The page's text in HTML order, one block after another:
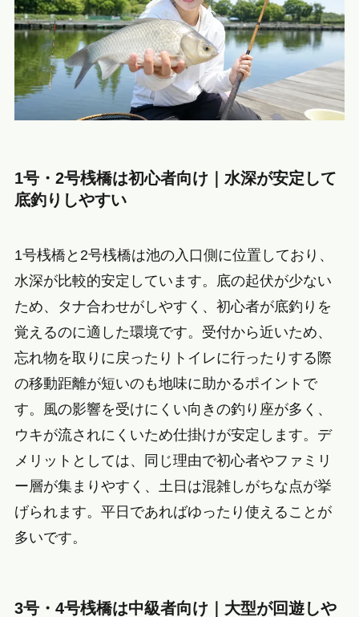
1号・2号桟橋は初心者向け｜水深が安定して
底釣りしやすい
1号桟橋と2号桟橋は池の入口側に位置しており、
水深が比較的安定しています。底の起伏が少ない
ため、タナ合わせがしやすく、初心者が底釣りを
覚えるのに適した環境です。受付から近いため、
忘れ物を取りに戻ったりトイレに行ったりする際
の移動距離が短いのも地味に助かるポイントで
す。風の影響を受けにくい向きの釣り座が多く、
ウキが流されにくいため仕掛けが安定します。デ
メリットとしては、同じ理由で初心者やファミリ
ー層が集まりやすく、土日は混雑しがちな点が挙
げられます。平日であればゆったり使えることが
多いです。
3号・4号桟橋は中級者向け｜大型が回遊しや